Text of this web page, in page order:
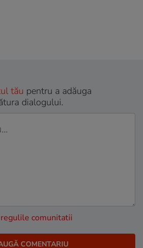
tău pentru a adăuga
dialogului.
regulile comunitatii